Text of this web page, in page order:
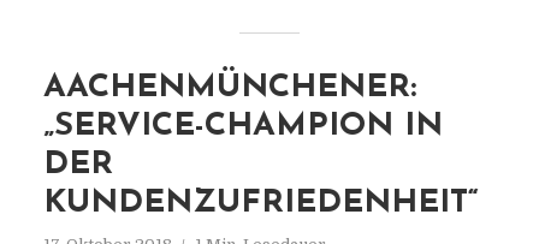
AACHENMÜNCHENER:
„SERVICE-CHAMPION IN
DER
KUNDENZUFRIEDENHEIT“